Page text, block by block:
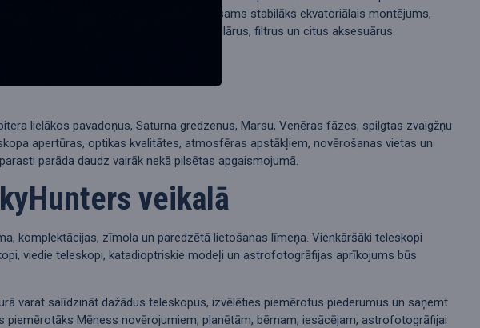
galaktiku fotografēšanai bieži nepieciešams stabilāks ekvatoriālais montējums,
arī teleskopu kameras, montējumus, okulārus, filtrus un citus aksesuārus
lielākos pavadoņus, Saturna gredzenus, Marsu, Venēras fāzes, spilgtas zvaigžņu
apertūras, optikas kvalitātes, atmosfēras apstākļiem, novērošanas vietas un
parāda daudz vairāk nekā pilsētas apgaismojumā.
veikalā
komplektācijas, zīmola un paredzētā lietošanas līmeņa. Vienkāršāki teleskopi
viedie teleskopi, katadioptriskie modeļi un astrofotogrāfijas aprīkojums būs
varat salīdzināt dažādus teleskopus, izvēlēties piemērotus piederumus un saņemt
Mēness novērojumiem, planētām, bērnam, iesācējam, astrofotogrāfijai